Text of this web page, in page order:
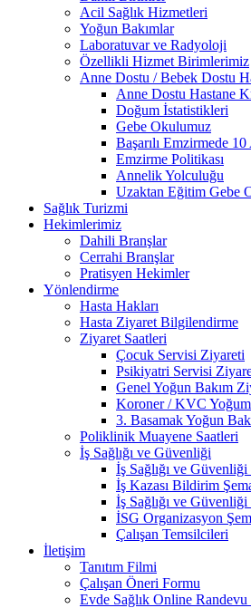
Acil Sağlık Hizmetleri
Yoğun Bakımlar
Laboratuvar ve Radyoloji
Özellikli Hizmet Birimlerimiz
Anne Dostu / Bebek Dostu
Anne Dostu Hastane
Doğum İstatistikleri
Gebe Okulumuz
Başarılı Emzirmede 10
Emzirme Politikası
Annelik Yolculuğu
Uzaktan Eğitim Gebe
Sağlık Turizmi
Hekimlerimiz
Dahili Branşlar
Cerrahi Branşlar
Pratisyen Hekimler
Yönlendirme
Hasta Hakları
Hasta Ziyaret Bilgilendirme
Ziyaret Saatleri
Çocuk Servisi Ziyareti
Psikiyatri Servisi
Genel Yoğun Bakım
Koroner / KVC
3. Basamak Yoğun
Poliklinik Muayene Saatleri
İş Sağlığı ve Güvenliği
İş Sağlığı ve
İş Kazası Bildirim
İş Sağlığı ve
İSG Organizasyon
Çalışan Temsilcileri
İletişim
Tanıtım Filmi
Çalışan Öneri Formu
Evde Sağlık Online Randevu